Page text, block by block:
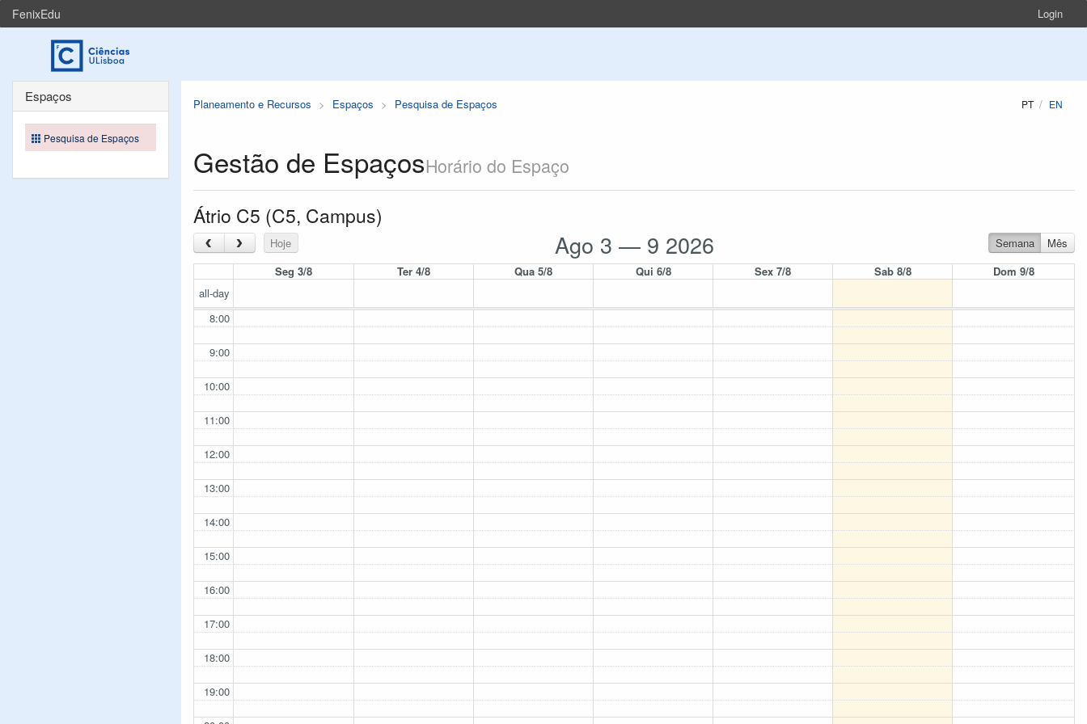
FenixEdu Login
Planeamento e Recursos Espaços Pesquisa de Espaços PT EN
Gestão de EspaçosHorário do Espaço
Átrio C5 (C5, Campus)
‹ › Hoje Ago 3 — 9 2026 Semana
Mês
Seg 3/8
Ter 4/8 Qua 5/8 Qui 6/8 Sex 7/8 Sab 8/8
Dom 9/8
all-day
8:00
9:00
10:00
11:00
12:00
13:00
14:00
15:00
16:00
17:00
18:00
19:00
Espaços
Pesquisa de Espaços